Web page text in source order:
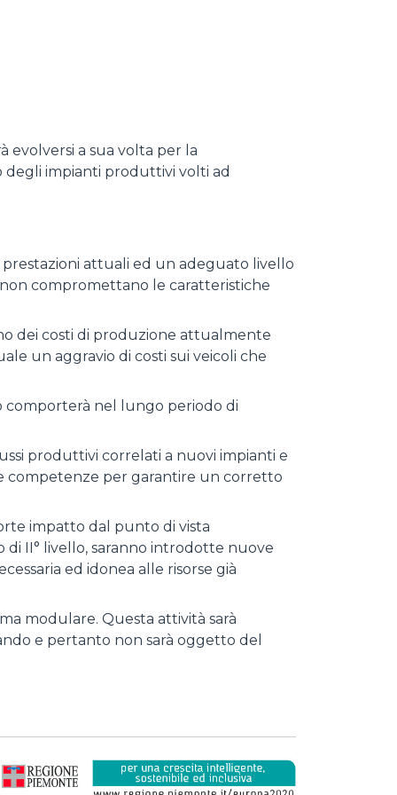
evolversi a sua volta per la
degli impianti produttivi volti ad
attuali ed un adeguato livello
compromettano le caratteristiche
dei costi di produzione attualmente
un aggravio di costi sui veicoli che
comporterà nel lungo periodo di
produttivi correlati a nuovi impianti e
competenze per garantire un corretto
impatto dal punto di vista
II° livello, saranno introdotte nuove
ed idonea alle risorse già
modulare. Questa attività sarà
e pertanto non sarà oggetto del